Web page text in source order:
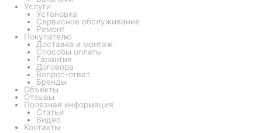
Услуги
Установка
Сервисное обслуживание
Ремонт
Покупателю
Доставка и монтаж
Способы оплаты
Гарантия
Договора
Вопрос-ответ
Бренды
Объекты
Отзывы
Полезная информация
Статьи
Видео
Контакты